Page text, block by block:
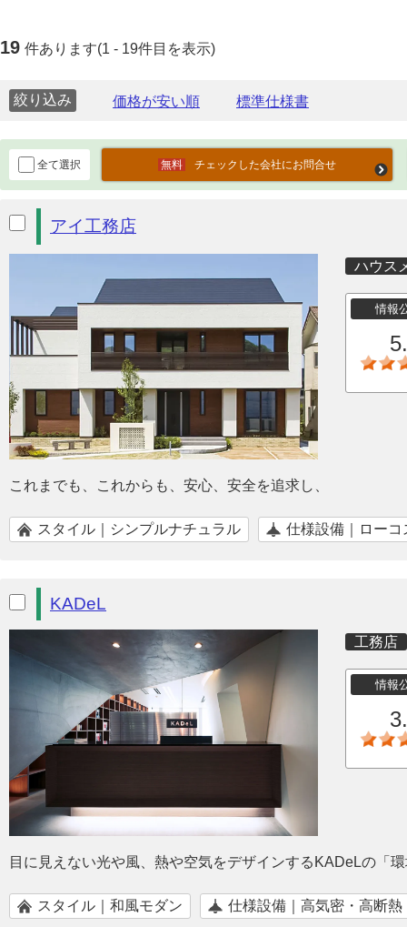
19 件あります(1 - 19件目を表示)
絞り込み
全て選択 チェックした会社にお問合せ
アイ工務店
ハウス
情報
これまでも、これからも、安心、安全を追求し、
スタイル｜シンプルナチュラル 仕様設備｜ローコ
KADeL
工務店
情報
目に見えない光や風、熱や空気をデザインするKADeLの「
スタイル｜和風モダン 仕様設備｜高気密・高断熱